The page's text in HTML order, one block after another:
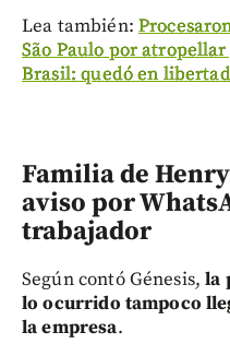
Lea también:
São Paulo por
Brasil: quedó en libertad
Familia de
aviso por
trabajador
Según contó Génesis,la
lo ocurrido tampoco
la empresa.